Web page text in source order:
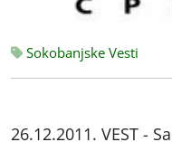
Sokobanjske Vesti
26.12.2011. VEST -